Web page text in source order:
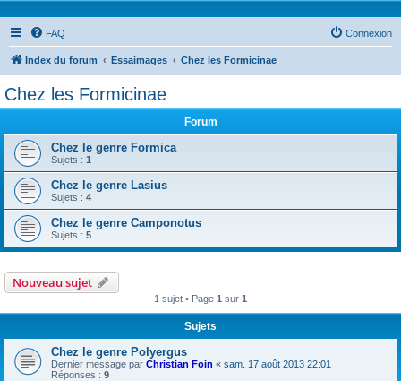
FAQ Connexion
Index du forum Essaimages Chez les Formicinae
Chez les Formicinae
Forum
Chez le genre Formica
Sujets : 1
Chez le genre Lasius
Sujets : 4
Chez le genre Camponotus
Sujets : 5
Nouveau sujet
1 sujet • Page 1 sur 1
Sujets
Chez le genre Polyergus
Dernier message par Christian Foin « sam. 17 août 2013 22:01
Réponses : 9